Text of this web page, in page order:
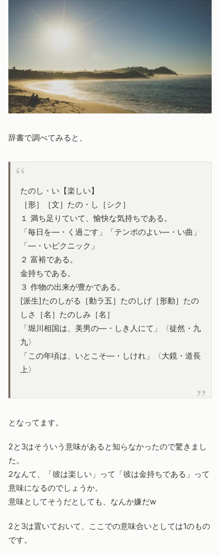
辞書で調べてみると、
たのし・い【楽しい】
［形］［文］たの・し［シク］
１ 満ち足りていて、愉快な気持ちである。
「毎日を―・く過ごす」「テンポのよい―・い曲」
「―・いピクニック」
２ 富裕である。
金持ちである。
３ 作物の出来が豊かである。
[派生]たのしがる［動ラ五］たのしげ［形動］たの
しさ［名］たのしみ［名］
「堀川相国は、美男の―・しき人にて」〈徒然・九
九〉
「この年頃は、いとこそ―・しけれ」〈大鏡・道長
上〉
となってます。
2と3はそういう意味があると知らなかったので驚きまし
た。
2なんて、「彼は楽しい」って「彼は金持ちである」って
意味になるのでしょうか。
意味としてそうだとしても、なんか嫌だw
2と3は置いておいて、ここでの意味合いとしては1のもの
です。